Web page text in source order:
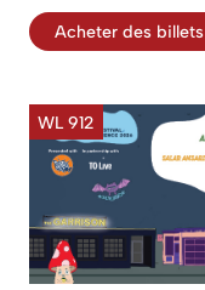
Acheter des billets
WL 912